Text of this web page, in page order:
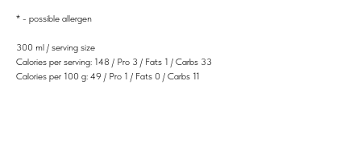
* - possible allergen
300 ml / serving size
Calories per serving: 148 / Pro 3 / Fats 1 / Carbs 33
Calories per 100 g: 49 / Pro 1 / Fats 0 / Carbs 11